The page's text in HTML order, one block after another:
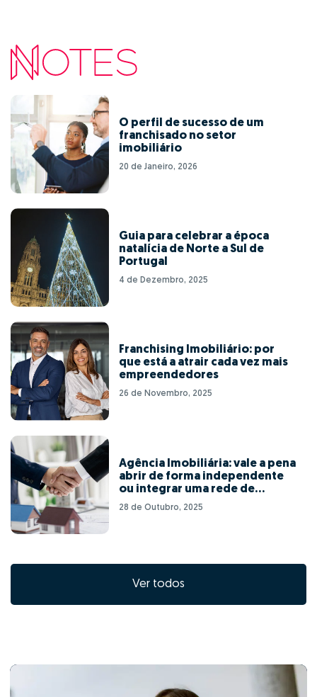
O perfil de sucesso de um
franchisado no setor
imobiliário
20 de Janeiro, 2026
Guia para celebrar a época
natalícia de Norte a Sul de
Portugal
4 de Dezembro, 2025
Franchising Imobiliário: por
que está a atrair cada vez mais
empreendedores
26 de Novembro, 2025
Agência Imobiliária: vale a pena
abrir de forma independente
ou integrar uma rede de
franchising?
28 de Outubro, 2025
Ver todos